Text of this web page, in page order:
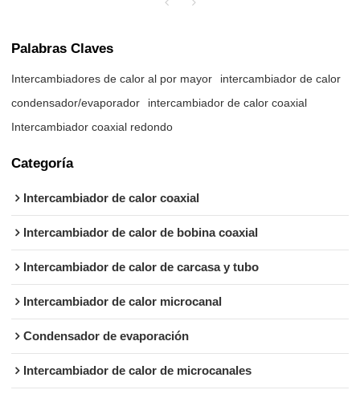
Palabras Claves
Intercambiadores de calor al por mayor
intercambiador de calor
condensador/evaporador
intercambiador de calor coaxial
Intercambiador coaxial redondo
Categoría
Intercambiador de calor coaxial
Intercambiador de calor de bobina coaxial
Intercambiador de calor de carcasa y tubo
Intercambiador de calor microcanal
Condensador de evaporación
Intercambiador de calor de microcanales